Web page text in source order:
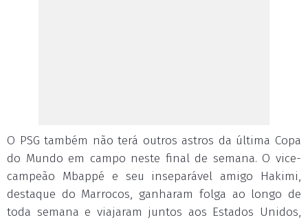
O PSG também não terá outros astros da última Copa
do Mundo em campo neste final de semana. O vice-
campeão Mbappé e seu inseparável amigo Hakimi,
destaque do Marrocos, ganharam folga ao longo de
toda semana e viajaram juntos aos Estados Unidos,